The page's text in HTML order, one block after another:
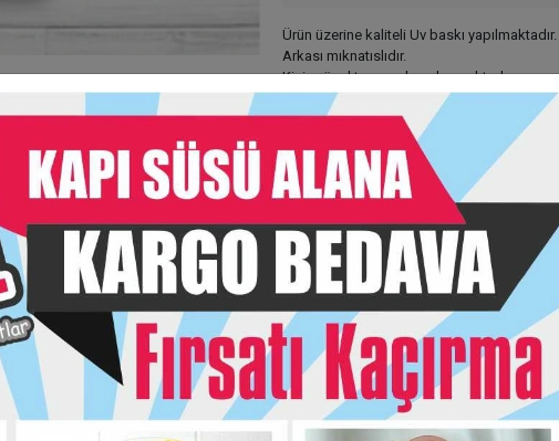
Ürün üzerine kaliteli Uv baskı yapılmaktadır.
Arkası mıknatıslıdır.
Kişiye özel tasarım hazırlanmaktadır.
Taksit Seçenekleri
Garanti Ve Teslimat
Hızlı Gönderi Güvenli Alışveriş